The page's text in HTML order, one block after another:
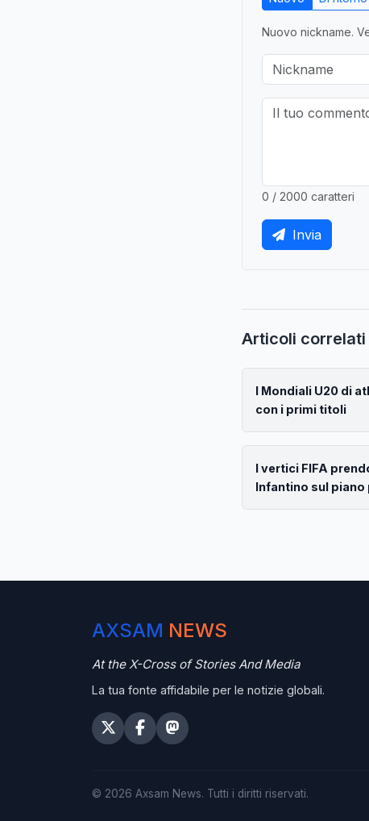
Nuovo nickname.
0 / 2000 caratteri
Invia
Articoli correlati
I Mondiali U20 di
con i primi titoli
I vertici FIFA
Infantino sul piano
AXSAM NEWS
At the X-Cross of Stories And Media
La tua fonte affidabile per le notizie globali.
© 2026 Axsam News. Tutti i diritti riservati.